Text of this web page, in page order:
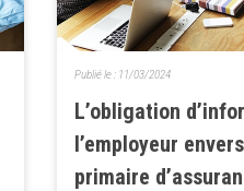
L’obligation
l’employeur
primaire
Publié le : 11/03/2024